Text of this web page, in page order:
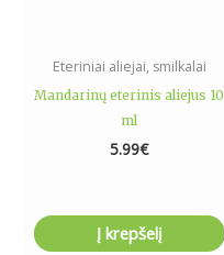
Eteriniai aliejai, smilkalai
Mandarinų eterinis aliejus 10
ml
5.99€
Į krepšelį